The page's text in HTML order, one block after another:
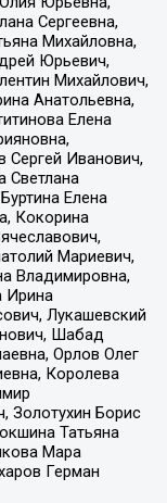
Сергеевна,
Михайловна,
Юрьевич,
Михайлович,
Анатольевна,
Елена
Сергей Иванович,
Светлана
Елена
Кокорина
Мариевич,
Владимировна,
Ирина
Лукашевский
Шабад
Орлов Олег
Королева
Золотухин Борис
Татьяна
Мара
Герман